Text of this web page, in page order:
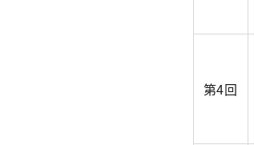
第4回